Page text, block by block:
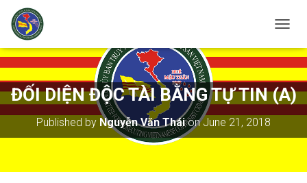
O
G
L
E
N
V
ĐỐI DIỆN ĐỘC TÀI BẰNG TỰ TIN (A)
Published by Nguyễn Văn TháionJune 21, 2018